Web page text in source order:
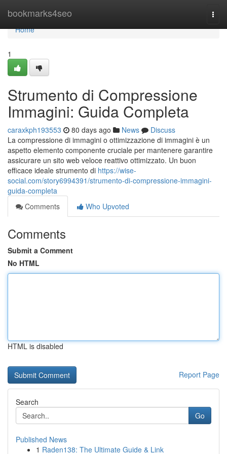
bookmarks4seo
Home
Home
1
Strumento di Compressione
Immagini: Guida Completa
caraxkph193553 80 days ago News
Discuss
La compressione di immagini o ottimizzazione di immagini è un
aspetto elemento componente cruciale per mantenere garantire
assicurare un sito web veloce reattivo ottimizzato. Un buon
efficace ideale strumento di https://wise-
social.com/story6994391/strumento-di-compressione-immagini-
guida-completa
Comments
Who Upvoted
Comments
Submit a Comment
No HTML
HTML is disabled
Report Page
Search
Go
Published News
1 Raden138: The Ultimate Guide & Link